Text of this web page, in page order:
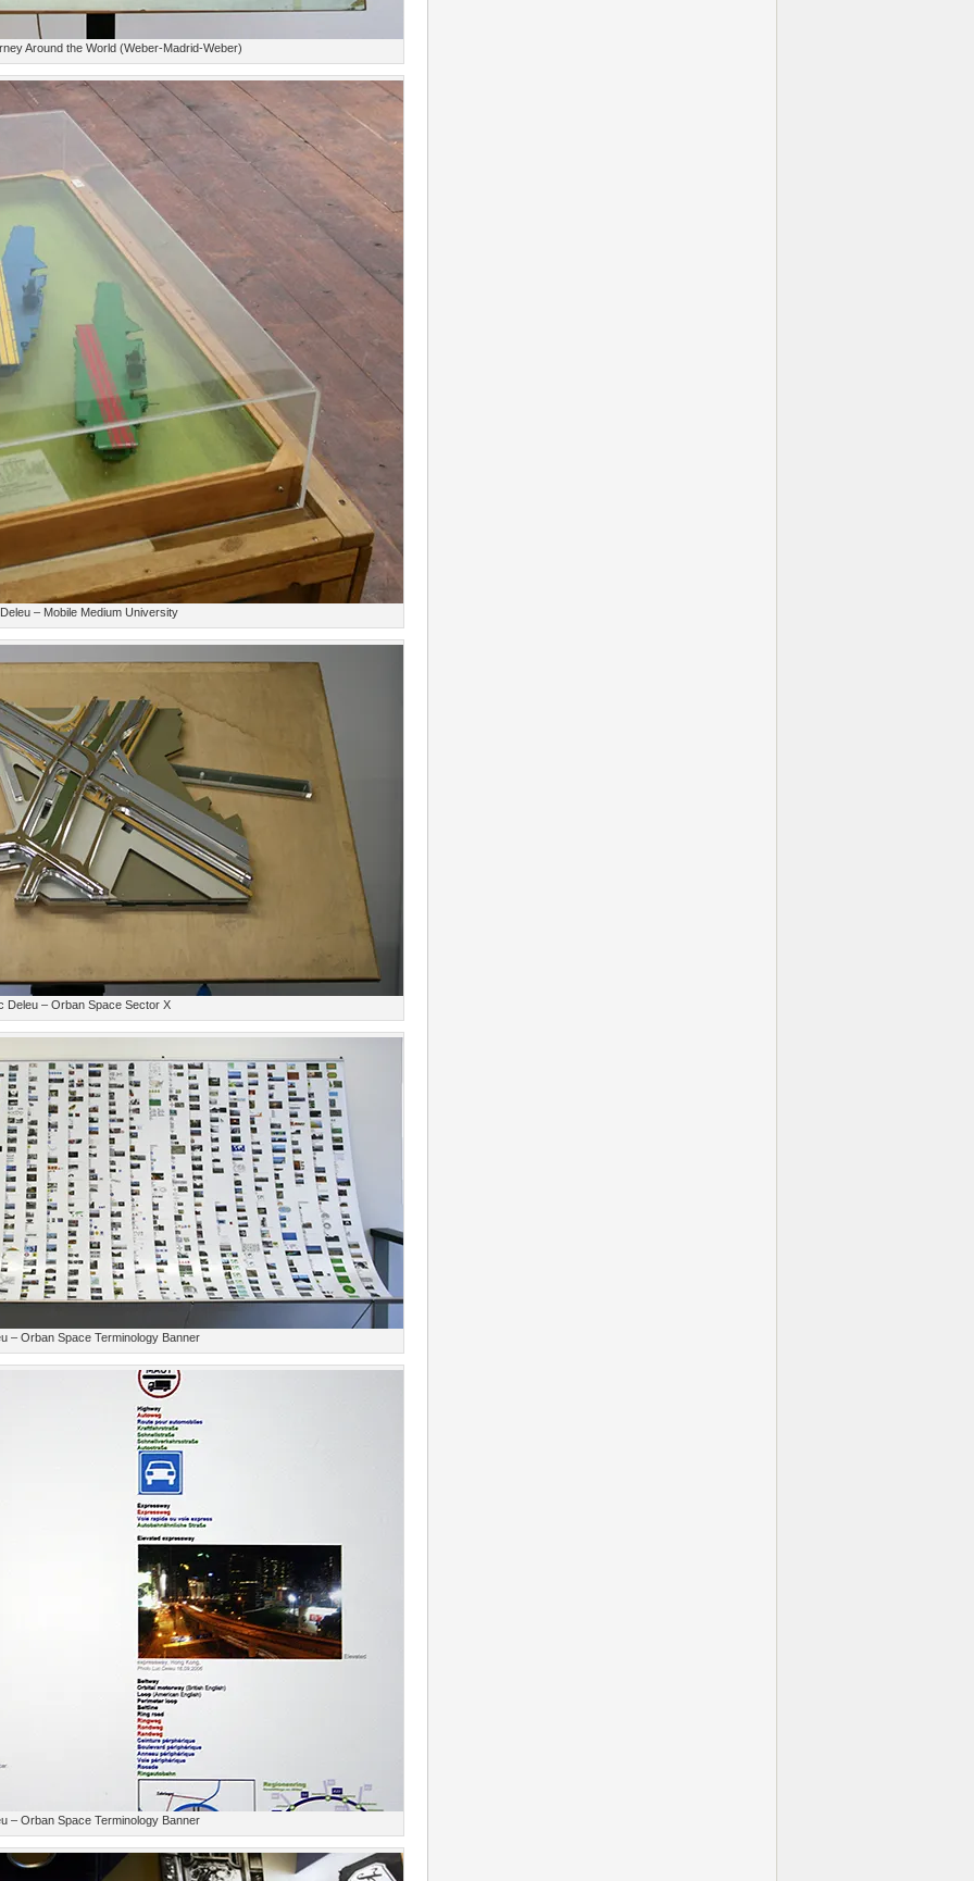
Around the World (Weber-Madrid-Weber)
– Mobile Medium University
Deleu – Orban Space Sector X
– Orban Space Terminology Banner
– Orban Space Terminology Banner